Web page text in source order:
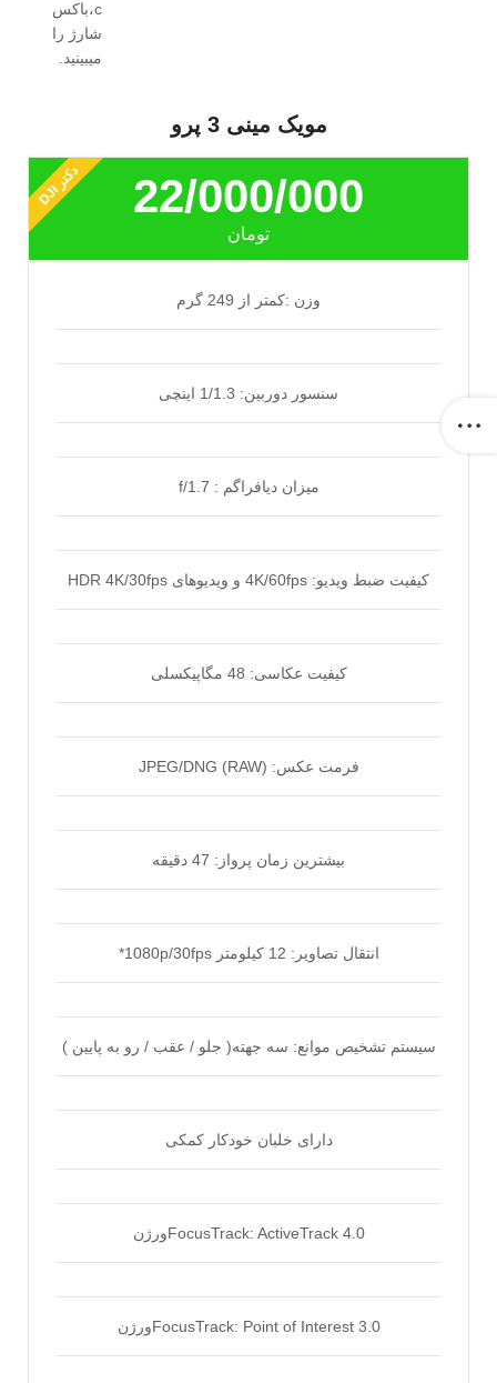
c،باکس
شارژ را
میبینید.
مویک مینی 3 پرو
د
ک
ت
ر
D
J
I 22/000/000
تومان
وزن :کمتر از 249 گرم
سنسور دوربین: 1/1.3 اینچی
میزان دیافراگم : f/1.7
کیفیت ضبط ویدیو: 4K/60fps و ویدیوهای HDR 4K/30fps
کیفیت عکاسی: 48 مگاپیکسلی
فرمت عکس: JPEG/DNG (RAW)
بیشترین زمان پرواز: 47 دقیقه
انتقال تصاویر: 12 کیلومتر 1080p/30fps*
سیستم تشخیص موانع: سه جهته( جلو / عقب / رو به پایین )
دارای خلبان خودکار کمکی
FocusTrack: ActiveTrack 4.0ورژن
FocusTrack: Point of Interest 3.0ورژن